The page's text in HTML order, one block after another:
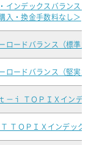
インデックスバランス
入・換金手数料なし＞
ロードバランス（標準型
ロードバランス（堅実型
－ｉ ＴＯＰＩＸインデ
ＴＯＰＩＸインデック